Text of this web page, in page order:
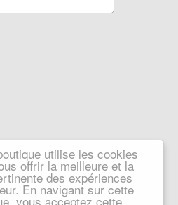
utilise les cookies
offrir la meilleure et la
des expériences
En navigant sur cette
vous acceptez cette